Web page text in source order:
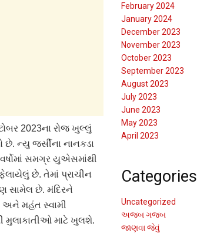
2023ના રોજ ખુલ્લું
ન્યુ જર્સીના નાનકડા
સમગ્ર યુએસમાંથી
છે. તેમાં પ્રાચીન
સામેલ છે. મંદિરને
અને મહંત સ્વામી
મુલાકાતીઓ માટે ખુલશે.
February 2024
January 2024
December 2023
November 2023
October 2023
September 2023
August 2023
July 2023
June 2023
May 2023
April 2023
Categories
Uncategorized
અજબ ગજબ
જાણવા જેવું